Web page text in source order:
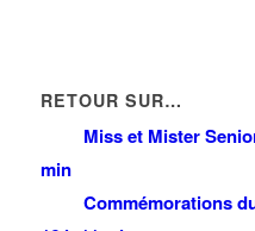
RETOUR SUR…
Miss et Mister
min
Commémorations